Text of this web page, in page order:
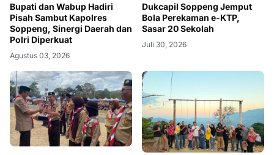
Bupati dan Wabup Hadiri
Pisah Sambut Kapolres
Soppeng, Sinergi Daerah dan
Polri Diperkuat
Agustus 03, 2026
Dukcapil Soppeng Jemput
Bola Perekaman e-KTP,
Sasar 20 Sekolah
Juli 30, 2026